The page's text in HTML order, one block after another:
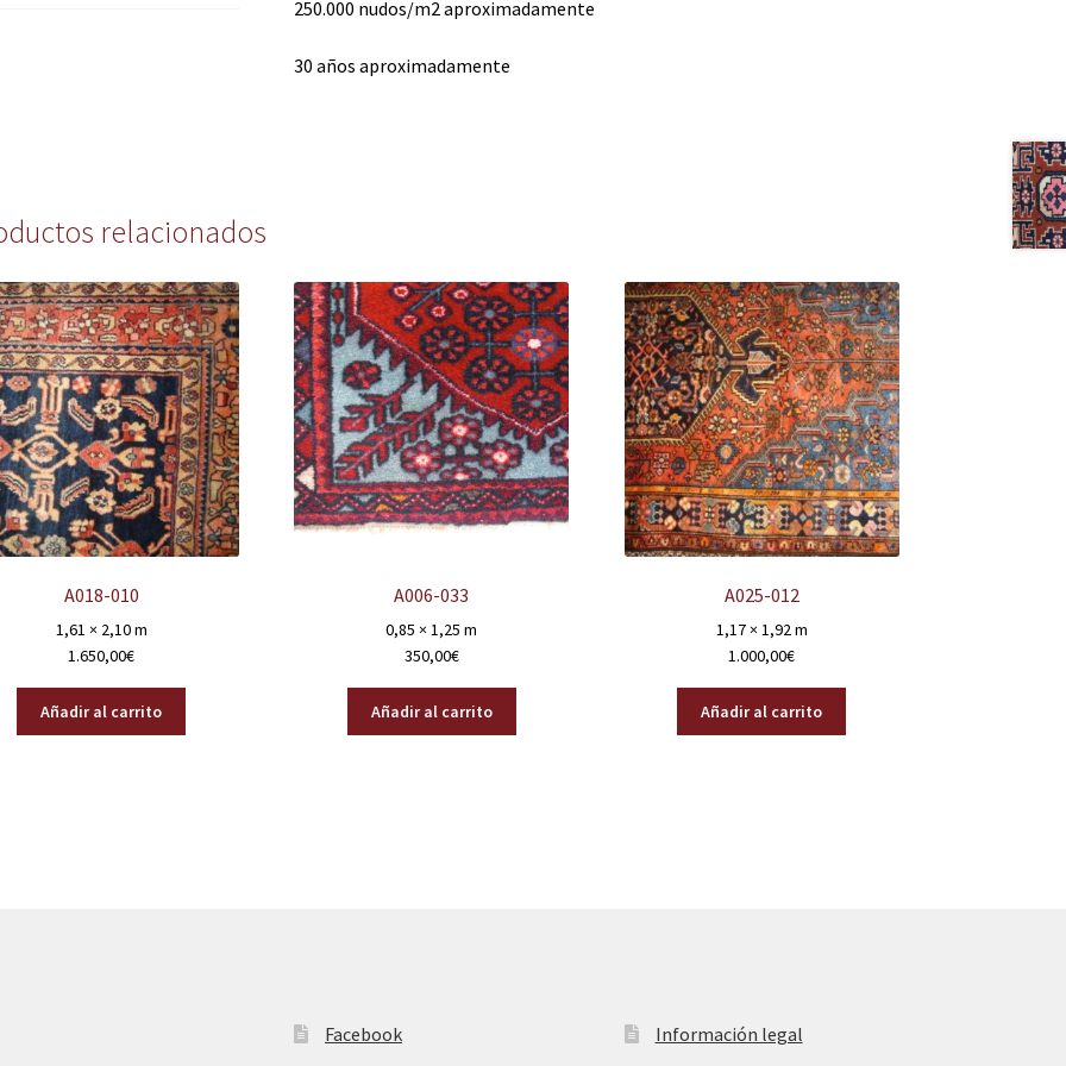
250.000 nudos/m2 aproximadamente
30 años aproximadamente
relacionados
A018-010
1,61 × 2,10 m
1.650,00€
Añadir al carrito
A006-033
0,85 × 1,25 m
350,00€
Añadir al carrito
A025-012
1,17 × 1,92 m
1.000,00€
Añadir al carrito
Facebook Información legal